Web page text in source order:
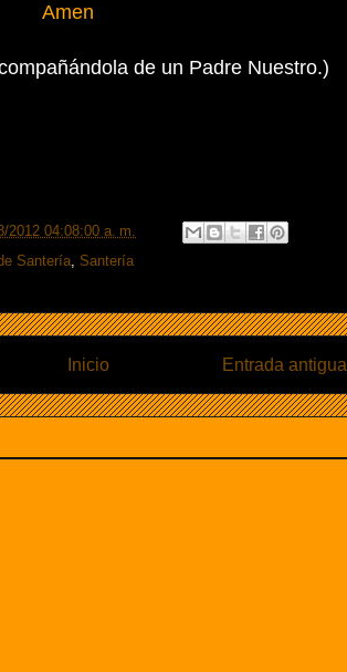
Amen
de un Padre Nuestro.)
2012 04:08:00 a. m.
Santería, Santería
Entrada antigua
Inicio